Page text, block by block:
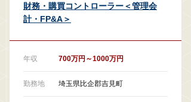
財務・購買コントローラー＜管理会
計・FP&A＞
年収 700万円～1000万円
勤務地 埼玉県比企郡吉見町